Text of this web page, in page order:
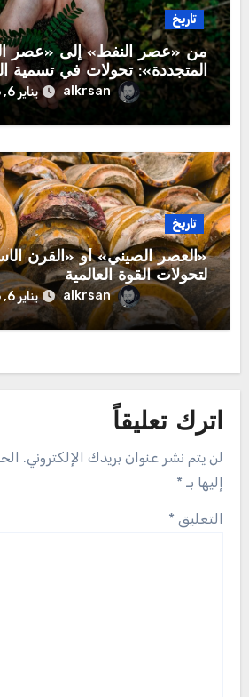
تاريخ
​من «عصر النفط» إلى «عصر
المتجددة»: تحولات في تسمية
alkrsan يناير 6, 2026
تاريخ
​«العصر الصيني» أو «القرن
لتحولات القوة العالمية
alkrsan يناير 6, 2026
اترك تعليقاً
لن يتم نشر عنوان بريدك الإلكتروني.
إليها بـ *
التعليق *